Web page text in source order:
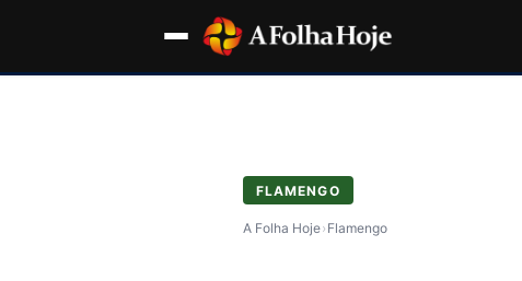
FLAMENGO
A Folha Hoje› Flamengo